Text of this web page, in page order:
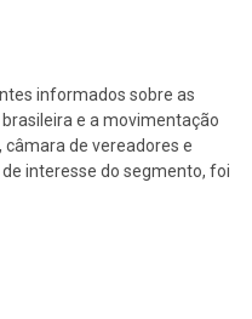
informados sobre as
e a movimentação
de vereadores e
interesse do segmento, foi